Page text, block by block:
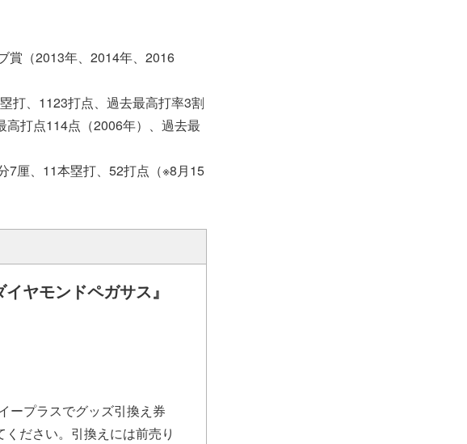
賞（2013年、2014年、2016
打、1123打点、過去最高打率3割
打点114点（2006年）、過去最
7厘、11本塁打、52打点（※8月15
ヤモンドペガサス』
ープラスでグッズ引換え券
ださい。引換えには前売り